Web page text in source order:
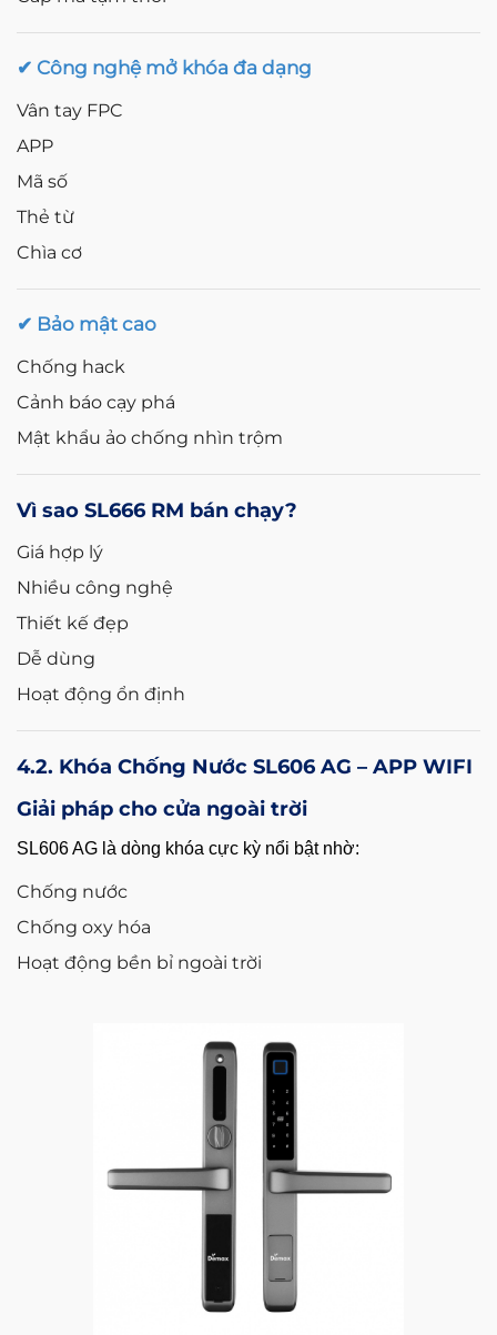
✔ Công nghệ mở khóa đa dạng
Vân tay FPC
APP
Mã số
Thẻ từ
Chìa cơ
✔ Bảo mật cao
Chống hack
Cảnh báo cạy phá
Mật khẩu ảo chống nhìn trộm
Vì sao SL666 RM bán chạy?
Giá hợp lý
Nhiều công nghệ
Thiết kế đẹp
Dễ dùng
Hoạt động ổn định
4.2. Khóa Chống Nước SL606 AG – APP WIFI
Giải pháp cho cửa ngoài trời
SL606 AG là dòng khóa cực kỳ nổi bật nhờ:
Chống nước
Chống oxy hóa
Hoạt động bền bỉ ngoài trời